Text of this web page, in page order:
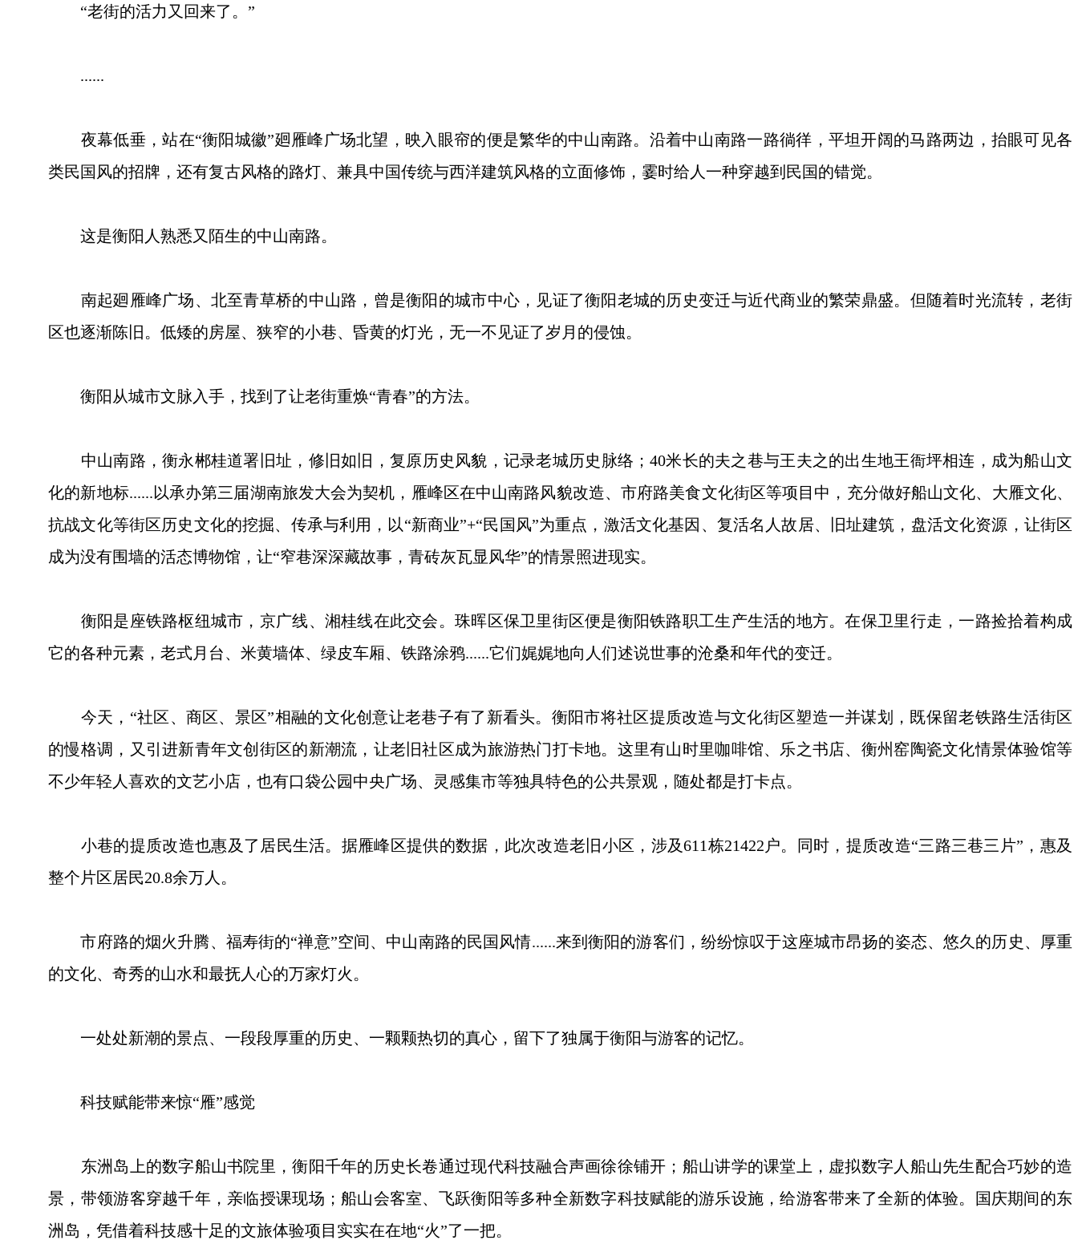
“老街的活力又回来了。”
......
夜幕低垂，站在“衡阳城徽”廻雁峰广场北望，映入眼帘的便是繁华的中山南路。沿着中山南路一路徜徉，平坦开阔的马路两边，抬眼可见各
类民国风的招牌，还有复古风格的路灯、兼具中国传统与西洋建筑风格的立面修饰，霎时给人一种穿越到民国的错觉。
这是衡阳人熟悉又陌生的中山南路。
南起廻雁峰广场、北至青草桥的中山路，曾是衡阳的城市中心，见证了衡阳老城的历史变迁与近代商业的繁荣鼎盛。但随着时光流转，老街
区也逐渐陈旧。低矮的房屋、狭窄的小巷、昏黄的灯光，无一不见证了岁月的侵蚀。
衡阳从城市文脉入手，找到了让老街重焕“青春”的方法。
中山南路，衡永郴桂道署旧址，修旧如旧，复原历史风貌，记录老城历史脉络；40米长的夫之巷与王夫之的出生地王衙坪相连，成为船山文
化的新地标......以承办第三届湖南旅发大会为契机，雁峰区在中山南路风貌改造、市府路美食文化街区等项目中，充分做好船山文化、大雁文化、
抗战文化等街区历史文化的挖掘、传承与利用，以“新商业”+“民国风”为重点，激活文化基因、复活名人故居、旧址建筑，盘活文化资源，让街区
成为没有围墙的活态博物馆，让“窄巷深深藏故事，青砖灰瓦显风华”的情景照进现实。
衡阳是座铁路枢纽城市，京广线、湘桂线在此交会。珠晖区保卫里街区便是衡阳铁路职工生产生活的地方。在保卫里行走，一路捡拾着构成
它的各种元素，老式月台、米黄墙体、绿皮车厢、铁路涂鸦......它们娓娓地向人们述说世事的沧桑和年代的变迁。
今天，“社区、商区、景区”相融的文化创意让老巷子有了新看头。衡阳市将社区提质改造与文化街区塑造一并谋划，既保留老铁路生活街区
的慢格调，又引进新青年文创街区的新潮流，让老旧社区成为旅游热门打卡地。这里有山时里咖啡馆、乐之书店、衡州窑陶瓷文化情景体验馆等
不少年轻人喜欢的文艺小店，也有口袋公园中央广场、灵感集市等独具特色的公共景观，随处都是打卡点。
小巷的提质改造也惠及了居民生活。据雁峰区提供的数据，此次改造老旧小区，涉及611栋21422户。同时，提质改造“三路三巷三片”，惠及
整个片区居民20.8余万人。
市府路的烟火升腾、福寿街的“禅意”空间、中山南路的民国风情......来到衡阳的游客们，纷纷惊叹于这座城市昂扬的姿态、悠久的历史、厚重
的文化、奇秀的山水和最抚人心的万家灯火。
一处处新潮的景点、一段段厚重的历史、一颗颗热切的真心，留下了独属于衡阳与游客的记忆。
科技赋能带来惊“雁”感觉
东洲岛上的数字船山书院里，衡阳千年的历史长卷通过现代科技融合声画徐徐铺开；船山讲学的课堂上，虚拟数字人船山先生配合巧妙的造
景，带领游客穿越千年，亲临授课现场；船山会客室、飞跃衡阳等多种全新数字科技赋能的游乐设施，给游客带来了全新的体验。国庆期间的东
洲岛，凭借着科技感十足的文旅体验项目实实在在地“火”了一把。